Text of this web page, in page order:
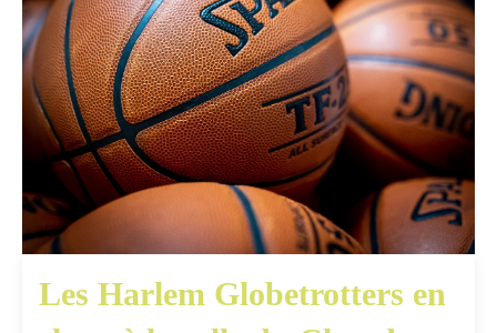
Les Harlem Globetrotters en